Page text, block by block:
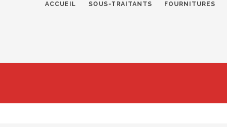
ACCUEIL SOUS-TRAITANTS FOURNITURES